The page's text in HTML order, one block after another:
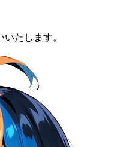
たします。